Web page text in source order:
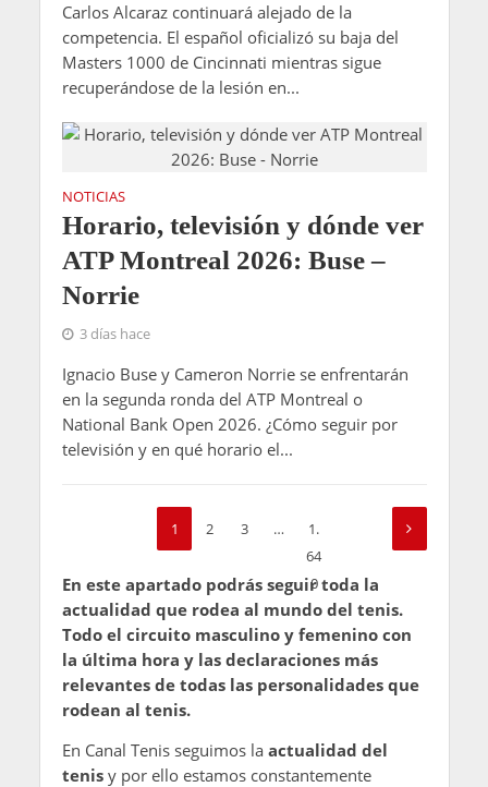
Carlos Alcaraz continuará alejado de la
competencia. El español oficializó su baja del
Masters 1000 de Cincinnati mientras sigue
recuperándose de la lesión en...
NOTICIAS
Horario, televisión y dónde ver
ATP Montreal 2026: Buse –
Norrie
3 días hace
Ignacio Buse y Cameron Norrie se enfrentarán
en la segunda ronda del ATP Montreal o
National Bank Open 2026. ¿Cómo seguir por
televisión y en qué horario el...
1 2 3 …
1.
64
0
En este apartado podrás seguir toda la
actualidad que rodea al mundo del tenis.
Todo el circuito masculino y femenino con
la última hora y las declaraciones más
relevantes de todas las personalidades que
rodean al tenis.
En Canal Tenis seguimos la actualidad del
tenisy por ello estamos constantemente